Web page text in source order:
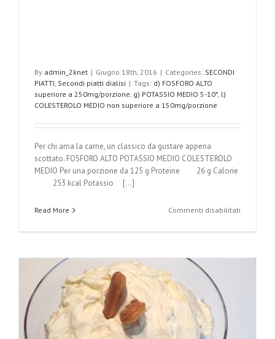
By admin_2knet | Giugno 18th, 2016 | Categories: SECONDI
PIATTI Secondi piatti dialisi | Tags: d) FOSFORO ALTO
superiore a 250mg/porzione g) POTASSIO MEDIO 5-10* l)
COLESTEROLO MEDIO non superiore a 150mg/porzione
Per chi ama la carne, un classico da gustare appena
scottato. FOSFORO ALTO POTASSIO MEDIO COLESTEROLO
MEDIO Per una porzione da 125 g Proteine 26 g Calorie
253 kcal Potassio [...]
Read More Commenti disabilitati